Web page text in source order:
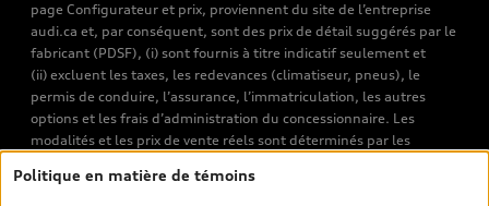
page Configurateur et prix, proviennent du site de l’entreprise
audi.ca et, par conséquent, sont des prix de détail suggérés par le
fabricant (PDSF), (i) sont fournis à titre indicatif seulement et
(ii) excluent les taxes, les redevances (climatiseur, pneus), le
permis de conduire, l’assurance, l’immatriculation, les autres
options et les frais d’administration du concessionnaire. Les
modalités et les prix de vente réels sont déterminés par les
véhicules neufs et d’occasion sont les prix de vente établis par les
Politique en matière de témoins